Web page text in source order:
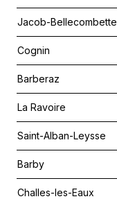
Jacob-Bellecombette
Cognin
Barberaz
La Ravoire
Saint-Alban-Leysse
Barby
Challes-les-Eaux